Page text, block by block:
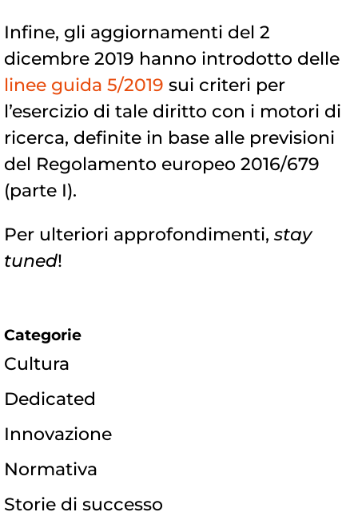
Infine, gli aggiornamenti del 2
dicembre 2019 hanno introdotto delle
linee guida 5/2019 sui criteri per
l’esercizio di tale diritto con i motori di
ricerca, definite in base alle previsioni
del Regolamento europeo 2016/679
(parte I).
Per ulteriori approfondimenti, stay
tuned!
Categorie
Cultura
Dedicated
Innovazione
Normativa
Storie di successo